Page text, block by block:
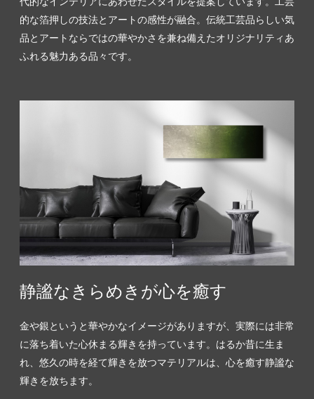
的な箔押しの技法とアートの感性が融合。伝統工芸品らしい気
品とアートならではの華やかさを兼ね備えたオリジナリティあ
ふれる魅力ある品々です。
静謐なきらめきが心を癒す
金や銀というと華やかなイメージがありますが、実際には非常
に落ち着いた心休まる輝きを持っています。はるか昔に生ま
れ、悠久の時を経て輝きを放つマテリアルは、心を癒す静謐な
輝きを放ちます。